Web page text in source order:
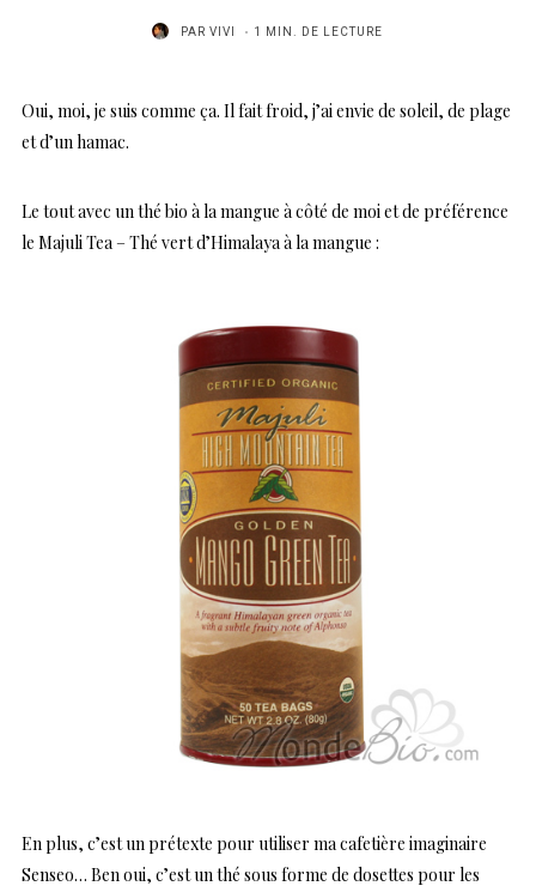
PAR VIVI 1 MIN. DE LECTURE
Oui, moi, je suis comme ça. Il fait froid, j’ai envie de soleil, de plage
et d’un hamac.
Le tout avec un thé bio à la mangue à côté de moi et de préférence
le Majuli Tea – Thé vert d’Himalaya à la mangue :
En plus, c’est un prétexte pour utiliser ma cafetière imaginaire
Senseo… Ben oui, c’est un thé sous forme de dosettes pour les